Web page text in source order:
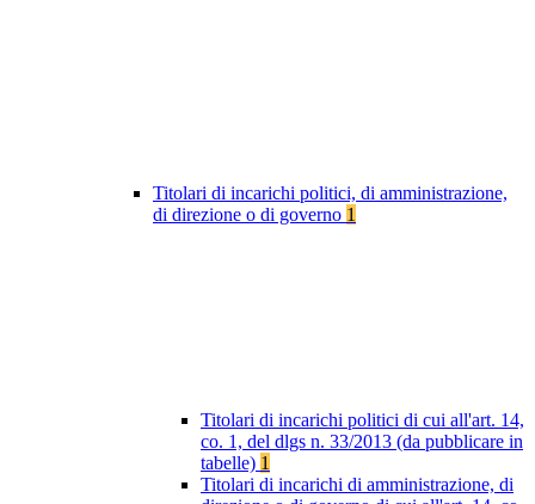
Titolari di incarichi politici, di amministrazione,
di direzione o di governo 1
Titolari di incarichi politici di cui all'art. 14,
co. 1, del dlgs n. 33/2013 (da pubblicare in
tabelle) 1
Titolari di incarichi di amministrazione, di